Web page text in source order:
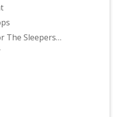
The Sleepers…